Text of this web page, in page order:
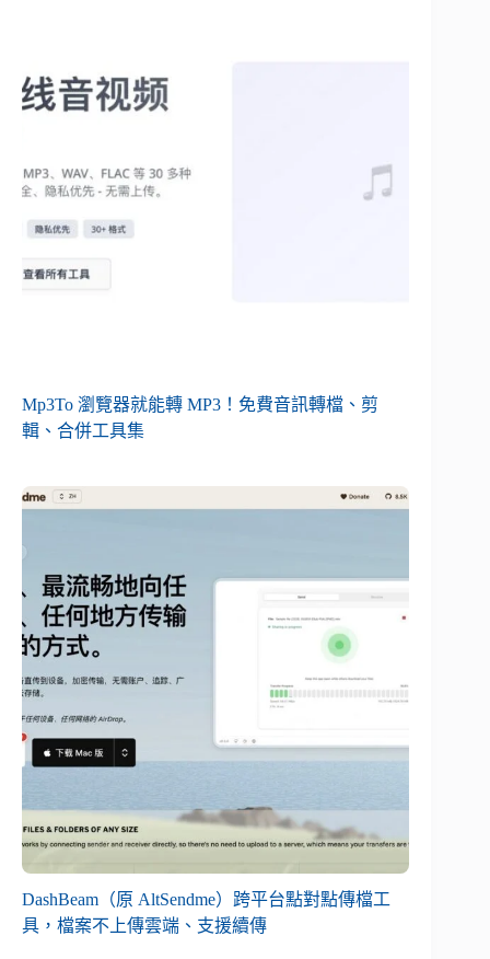
Mp3To 瀏覽器就能轉 MP3！免費音訊轉檔、剪
輯、合併工具集
DashBeam（原 AltSendme）跨平台點對點傳檔工
具，檔案不上傳雲端、支援續傳